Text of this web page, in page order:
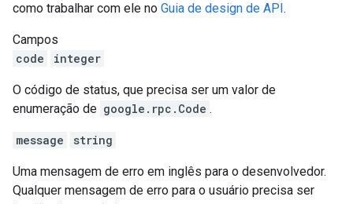
como trabalhar com ele no Guia de design de API.
Campos
code
integer
O código de status, que precisa ser um valor de
enumeração de google.rpc.Code .
message string
Uma mensagem de erro em inglês para o desenvolvedor.
Qualquer mensagem de erro para o usuário precisa ser